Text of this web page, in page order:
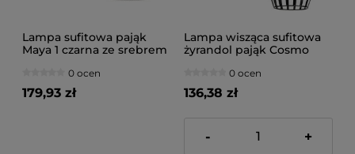
Lampa sufitowa pająk
Maya 1 czarna ze srebrem
0 ocen
179,93 zł
Lampa wisząca sufitowa
żyrandol pająk Cosmo
0 ocen
136,38 zł
- +